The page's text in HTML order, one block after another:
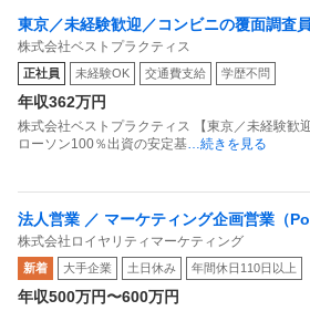
東京／未経験歓迎／コンビニの覆面調査
定基盤／月５日在宅／残業月10時間
株式会社ベストプラクティス
正社員 未経験OK 交通費支給 学歴不問
年収362万円
株式会社ベストプラクティス 【東京／未経験
ローソン100％出資の安定基 …続きを見る
法人営業 ／ マーケティング企画営業（
内最大級の共通ポイントサービスを展開
目指すデータマーケティングカンパニー」
株式会社ロイヤリティマーケティング
新着 大手企業 土日休み 年間休日110日以上
年収500万円〜600万円